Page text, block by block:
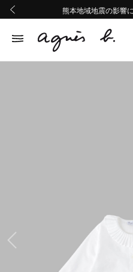
熊本地域地震の影響
Summer
台風13号の影響に
熊本地域地震の影響
Summer
前の画像